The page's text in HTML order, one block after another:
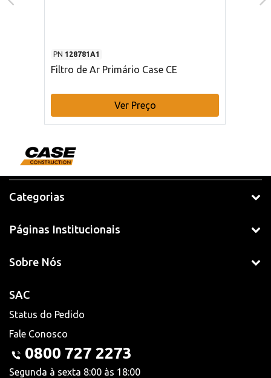
PN 128781A1
Filtro de Ar Primário Case CE
Ver Preço
Categorias
Páginas Institucionais
Sobre Nós
SAC
Status do Pedido
Fale Conosco
0800 727 2273
Segunda à sexta 8:00 às 18:00